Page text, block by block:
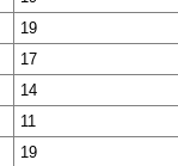
19
17
14
11
19